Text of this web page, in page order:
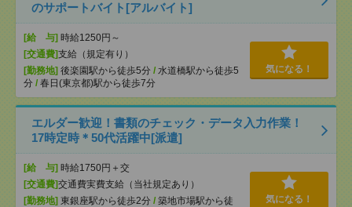
のサポートバイト[アルバイト]
[給 与] 時給1250円～
[交通費]支給（規定有り）
[勤務地] 後楽園駅から徒歩5分 / 水道橋駅から徒歩5
分 / 春日(東京都)駅から徒歩7分
気になる！
エルダー歓迎！書類のチェック・データ入力作業！
17時定時＊50代活躍中[派遣]
[給 与] 時給1750円＋交
[交通費]交通費実費支給（当社規定あり）
[勤務地] 東銀座駅から徒歩2分 / 築地市場駅から徒
気になる！